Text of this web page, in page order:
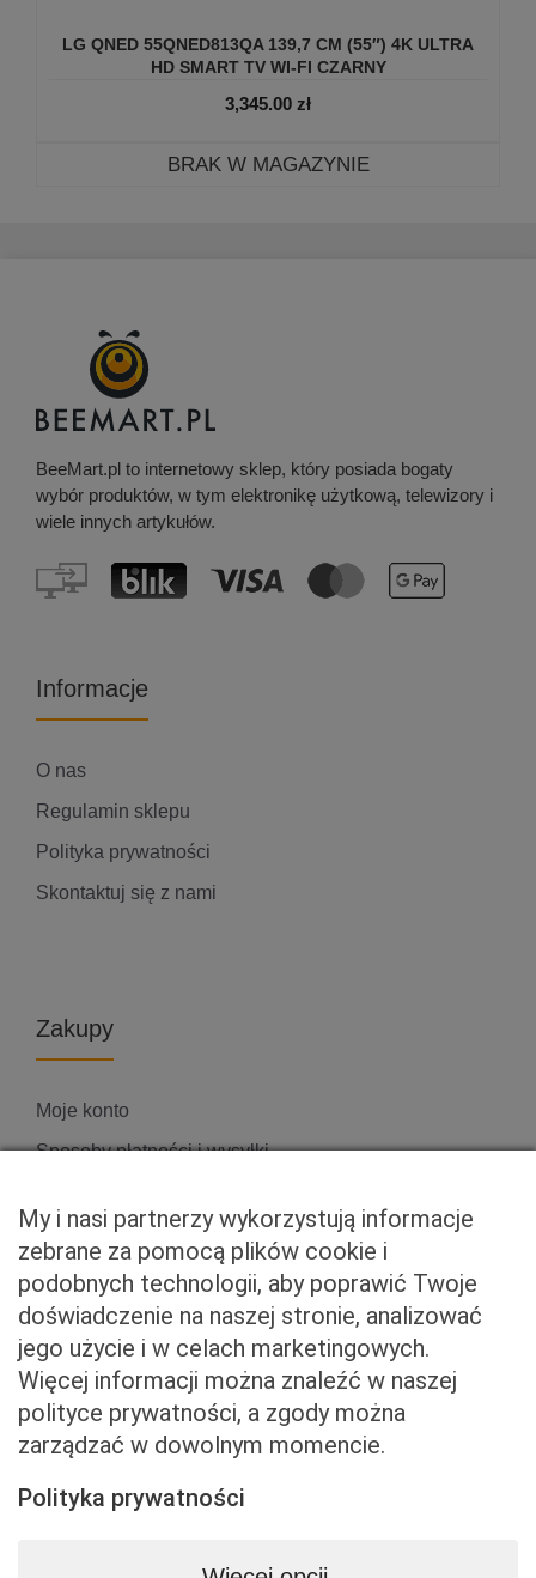
LG QNED 55QNED813QA 139,7 CM (55″) 4K ULTRA
HD SMART TV WI-FI CZARNY
3,345.00 zł
BRAK W MAGAZYNIE
BeeMart.pl to internetowy sklep, który posiada bogaty
wybór produktów, w tym elektronikę użytkową, telewizory i
wiele innych artykułów.
Informacje
O nas
Regulamin sklepu
Polityka prywatności
Skontaktuj się z nami
Zakupy
Moje konto
Sposoby płatności i wysyłki
Właściciel serwisu
Baveno Sp. z o. o.
Czerniakowska 71/408a
00-715 Warszawa
NIP: 5273093569
KRS: 0001081683
+48 692 642 814
My i nasi partnerzy wykorzystują informacje
zebrane za pomocą plików cookie i
podobnych technologii, aby poprawić Twoje
doświadczenie na naszej stronie, analizować
jego użycie i w celach marketingowych.
Więcej informacji można znaleźć w naszej
polityce prywatności, a zgody można
zarządzać w dowolnym momencie.
Polityka prywatności